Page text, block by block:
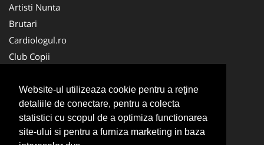
Website-ul utilizeaza cookie pentru a reţine
detaliile de conectare, pentru a colecta
statistici cu scopul de a optimiza functionarea
site-ului si pentru a furniza marketing in baza
Artisti Nunta
Brutari
Cardiologul.ro
Club Copii
Ambalaje Romania
Cabinet-Individual.ro
CentruInchirieri.ro
Cursuri Romania